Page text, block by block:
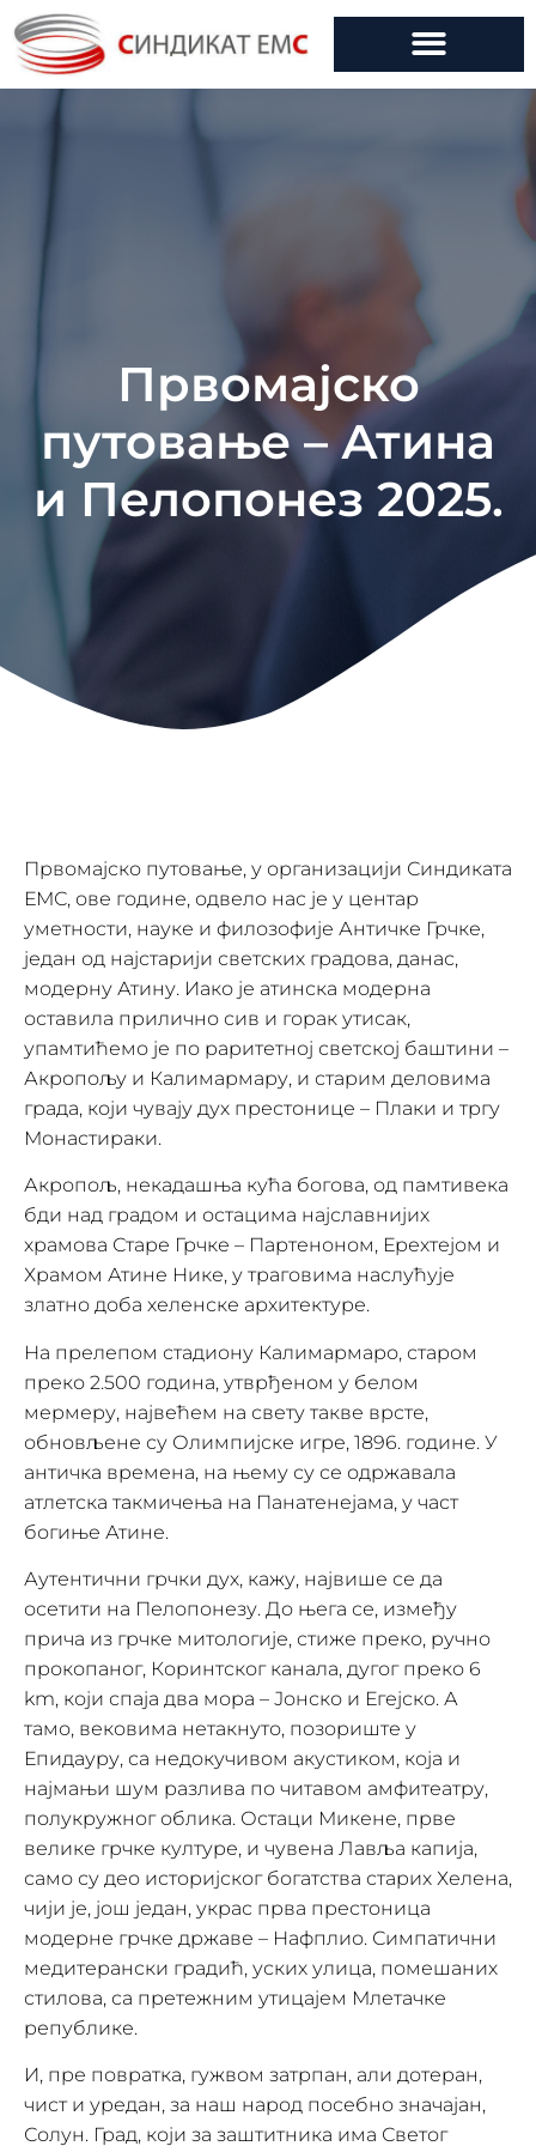
Првомајско
путовање – Атина
и Пелопонез 2025.
Првомајско путовање, у организацији Синдиката
ЕМС, ове године, одвело нас је у центар
уметности, науке и филозофије Античке Грчке,
један од најстарији светских градова, данас,
модерну Атину. Иако је атинска модерна
оставила прилично сив и горак утисак,
упамтићемо је по раритетној светској баштини –
Акропољу и Калимармару, и старим деловима
града, који чувају дух престонице – Плаки и тргу
Монастираки.
Акропољ, некадашња кућа богова, од памтивека
бди над градом и остацима најславнијих
храмова Старе Грчке – Партеноном, Ерехтејом и
Храмом Атине Нике, у траговима наслућује
златно доба хеленске архитектуре.
На прелепом стадиону Калимармаро, старом
преко 2.500 година, утврђеном у белом
мермеру, највећем на свету такве врсте,
обновљене су Олимпијске игре, 1896. године. У
античка времена, на њему су се одржавала
атлетска такмичења на Панатенејама, у част
богиње Атине.
Аутентични грчки дух, кажу, највише се да
осетити на Пелопонезу. До њега се, између
прича из грчке митологије, стиже преко, ручно
прокопаног, Коринтског канала, дугог преко 6
km, који спаја два мора – Јонско и Егејско. А
тамо, вековима нетакнуто, позориште у
Епидауру, са недокучивом акустиком, која и
најмањи шум разлива по читавом амфитеатру,
полукружног облика. Остаци Микене, прве
велике грчке културе, и чувена Лавља капија,
само су део историјског богатства старих Хелена,
чији је, још један, украс прва престоница
модерне грчке државе – Нафплио. Симпатични
медитерански градић, уских улица, помешаних
стилова, са претежним утицајем Млетачке
републике.
И, пре повратка, гужвом затрпан, али дотеран,
чист и уредан, за наш народ посебно значајан,
Солун. Град, који за заштитника има Светог